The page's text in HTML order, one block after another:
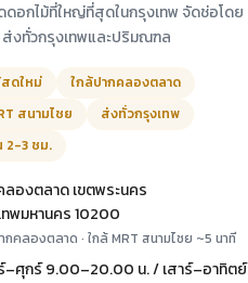
ดอกไม้ที่ใหญ่ที่สุดในกรุงเทพ จัดช่อโดย
งทั่วกรุงเทพและปริมณฑล
ดใหม่
ใกล้ปากคลองตลาด
สนามไชย
ส่งทั่วกรุงเทพ
2-3 ชม.
ลองตลาด เขตพระนคร
ทพมหานคร 10200
กคลองตลาด · ใกล้ MRT สนามไชย ~5 นาที
–ศุกร์ 9.00–20.00 น. / เสาร์–อาทิตย์